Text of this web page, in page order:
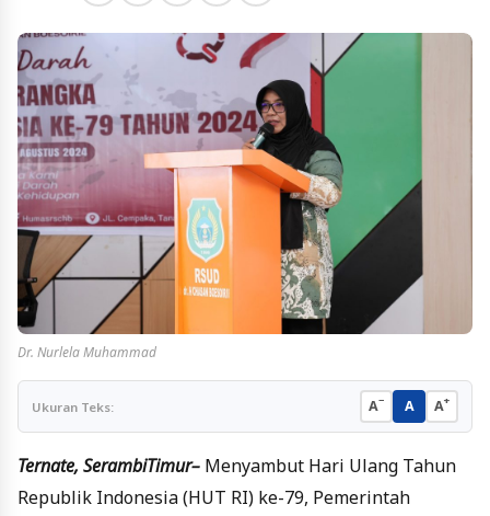
Dr. Nurlela Muhammad
Ukuran Teks: A− A A+
Ternate, SerambiTimur– Menyambut Hari Ulang Tahun
Republik Indonesia (HUT RI) ke-79, Pemerintah